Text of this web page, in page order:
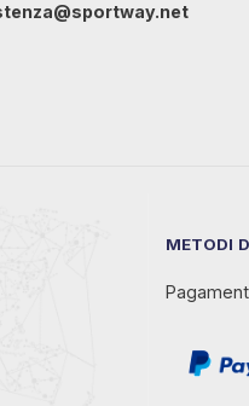
METODI